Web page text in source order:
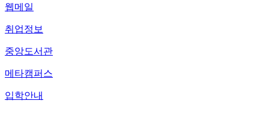
웹메일
취업정보
중앙도서관
메타캠퍼스
입학안내